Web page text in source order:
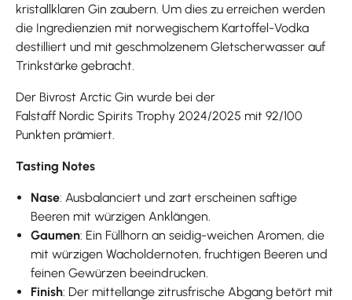
kristallklaren Gin zaubern. Um dies zu erreichen werden
die Ingredienzien mit norwegischem Kartoffel-Vodka
destilliert und mit geschmolzenem Gletscherwasser auf
Trinkstärke gebracht.
Der Bivrost Arctic Gin wurde bei der
Falstaff Nordic Spirits Trophy 2024/2025 mit 92/100
Punkten prämiert.
Tasting Notes
Nase: Ausbalanciert und zart erscheinen saftige
Beeren mit würzigen Anklängen.
Gaumen: Ein Füllhorn an seidig-weichen Aromen, die
mit würzigen Wacholdernoten, fruchtigen Beeren und
feinen Gewürzen beeindrucken.
Finish: Der mittellange zitrusfrische Abgang betört mit